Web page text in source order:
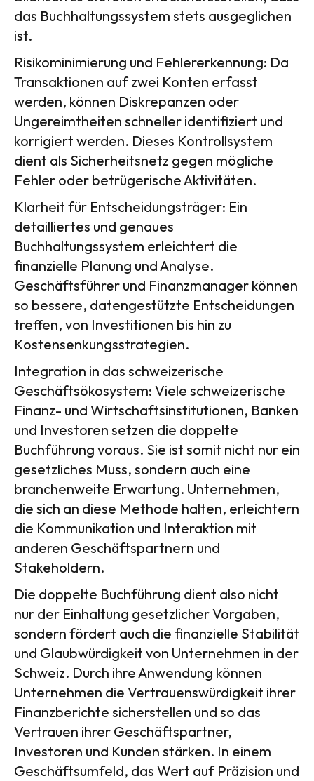
das Buchhaltungssystem stets ausgeglichen
ist.
Risikominimierung und Fehlererkennung: Da
Transaktionen auf zwei Konten erfasst
werden, können Diskrepanzen oder
Ungereimtheiten schneller identifiziert und
korrigiert werden. Dieses Kontrollsystem
dient als Sicherheitsnetz gegen mögliche
Fehler oder betrügerische Aktivitäten.
Klarheit für Entscheidungsträger: Ein
detailliertes und genaues
Buchhaltungssystem erleichtert die
finanzielle Planung und Analyse.
Geschäftsführer und Finanzmanager können
so bessere, datengestützte Entscheidungen
treffen, von Investitionen bis hin zu
Kostensenkungsstrategien.
Integration in das schweizerische
Geschäftsökosystem: Viele schweizerische
Finanz- und Wirtschaftsinstitutionen, Banken
und Investoren setzen die doppelte
Buchführung voraus. Sie ist somit nicht nur ein
gesetzliches Muss, sondern auch eine
branchenweite Erwartung. Unternehmen,
die sich an diese Methode halten, erleichtern
die Kommunikation und Interaktion mit
anderen Geschäftspartnern und
Stakeholdern.
Die doppelte Buchführung dient also nicht
nur der Einhaltung gesetzlicher Vorgaben,
sondern fördert auch die finanzielle Stabilität
und Glaubwürdigkeit von Unternehmen in der
Schweiz. Durch ihre Anwendung können
Unternehmen die Vertrauenswürdigkeit ihrer
Finanzberichte sicherstellen und so das
Vertrauen ihrer Geschäftspartner,
Investoren und Kunden stärken. In einem
Geschäftsumfeld, das Wert auf Präzision und